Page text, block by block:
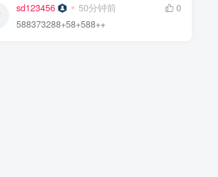
sd123456 50分钟前
0
588373288+58+588++